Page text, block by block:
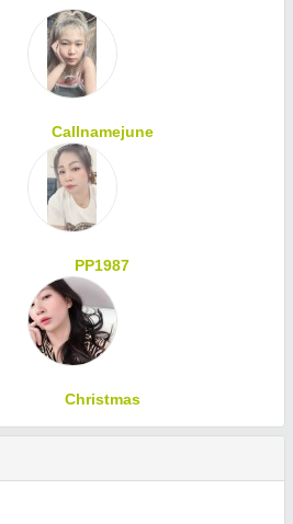
Callnamejune
PP1987
Christmas